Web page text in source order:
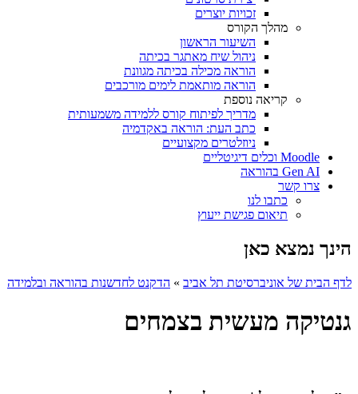
זכויות יוצרים
מהלך הקורס
השיעור הראשון
ניהול שיח מאתגר בכיתה
הוראה מכילה בכיתה מגוונת
הוראה מותאמת לימים מורכבים
קריאה נוספת
מדריך לפיתוח קורס ללמידה משמעותית
כתב העת: הוראה באקדמיה
ניוזלטרים מקצועיים
Moodle וכלים דיגיטליים
Gen AI בהוראה
צרו קשר
כתבו לנו
תיאום פגישת ייעוץ
הינך נמצא כאן
לדף הבית של אוניברסיטת תל אביב » הדקנט לחדשנות בהוראה ובלמידה
גנטיקה מעשית בצמחים